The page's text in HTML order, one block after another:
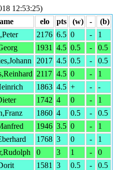
12:53:25)
elo pts (w) -
(b)
2176 6.5 0 -
1
1931 4.5 0.5 -
0.5
2017 4.5 0.5 -
0.5
2117 4.5 0 -
1
1863 4.5 + -
-
1742 4 0 -
1
1860 4 0.5 -
0.5
1946 3.5 0 -
1
1768 3 0 -
1
0 3 1 -
0
1581 3 0.5 -
0.5